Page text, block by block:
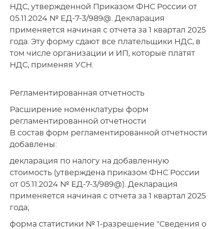
НДС, утвержденной Приказом ФНС России от
05.11.2024 № ЕД-7-3/989@. Декларация
применяется начиная с отчета за 1 квартал 2025
года. Эту форму сдают все плательщики НДС, в
том числе организации и ИП, которые платят
НДС, применяя УСН.
Регламентированная отчетность
Расширение номенклатуры форм
регламентированной отчетности
В состав форм регламентированной отчетности
добавлены:
декларация по налогу на добавленную
стоимость (утверждена приказом ФНС России
от 05.11.2024 № ЕД-7-3/989@). Декларация
применяется начиная с отчета за 1 квартал 2025
года;
форма статистики № 1-разрешение "Сведения о